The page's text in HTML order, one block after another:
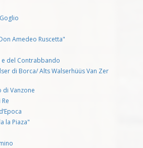
Amedeo Ruscetta"
del Contrabbando
di Borca/ Alts Walserhüüs Van Zer
di Vanzone
la Piaza"